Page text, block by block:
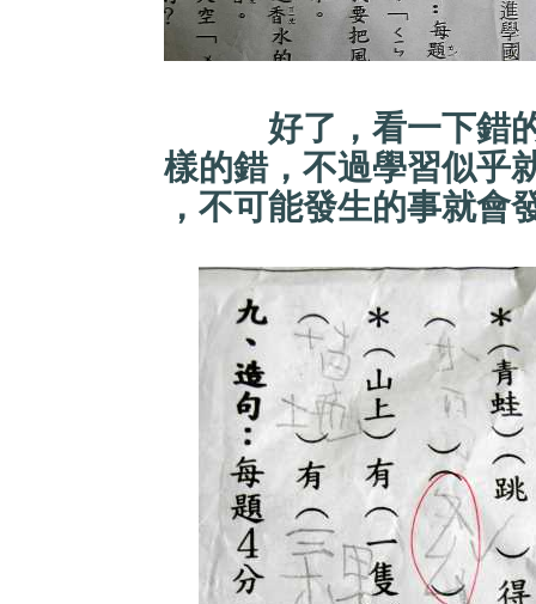
好了，看一下錯的
樣的錯，不過學習似乎
，不可能發生的事就會